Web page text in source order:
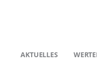
AKTUELLES